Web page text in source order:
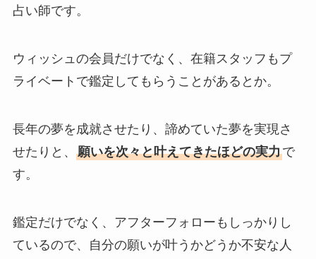
占い師です。
ウィッシュの会員だけでなく、在籍スタッフもプ
ライベートで鑑定してもらうことがあるとか。
長年の夢を成就させたり、諦めていた夢を実現さ
せたりと、 願いを次々と叶えてきたほどの実力で
す。
鑑定だけでなく、アフターフォローもしっかりし
ているので、自分の願いが叶うかどうか不安な人